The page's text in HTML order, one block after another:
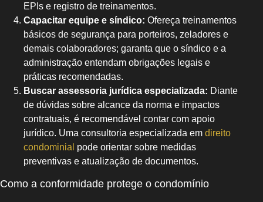
EPIs e registro de treinamentos.
Capacitar equipe e síndico: Ofereça treinamentos
básicos de segurança para porteiros, zeladores e
demais colaboradores; garanta que o síndico e a
administração entendam obrigações legais e
práticas recomendadas.
Buscar assessoria jurídica especializada: Diante
de dúvidas sobre alcance da norma e impactos
contratuais, é recomendável contar com apoio
jurídico. Uma consultoria especializada em direito
condominial pode orientar sobre medidas
preventivas e atualização de documentos.
Como a conformidade protege o condomínio